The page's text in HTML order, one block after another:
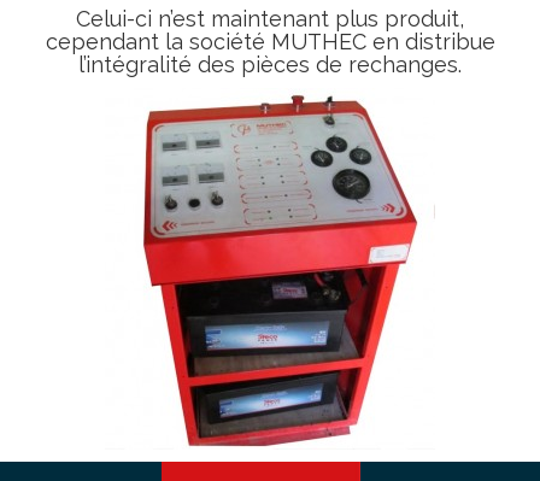
Celui-ci n’est maintenant plus produit,
cependant la société MUTHEC en distribue
l’intégralité des pièces de rechanges.